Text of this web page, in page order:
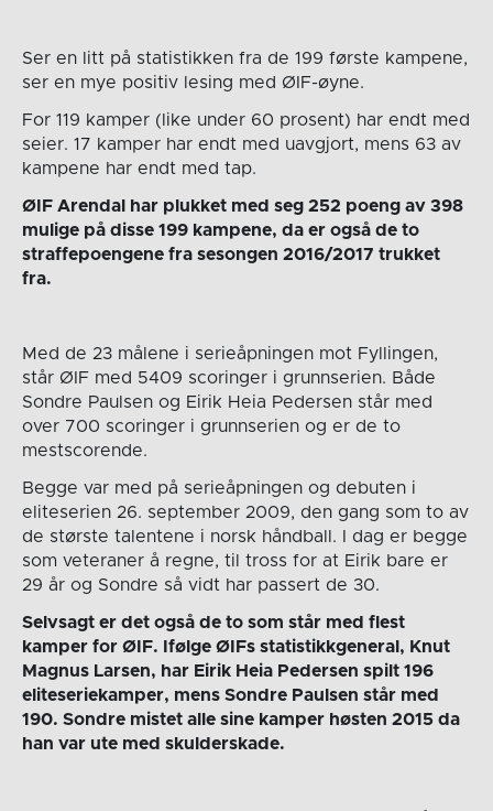
Ser en litt på statistikken fra de 199 første kampene,
ser en mye positiv lesing med ØIF-øyne.
For 119 kamper (like under 60 prosent) har endt med
seier. 17 kamper har endt med uavgjort, mens 63 av
kampene har endt med tap.
ØIF Arendal har plukket med seg 252 poeng av 398
mulige på disse 199 kampene, da er også de to
straffepoengene fra sesongen 2016/2017 trukket
fra.
Med de 23 målene i serieåpningen mot Fyllingen,
står ØIF med 5409 scoringer i grunnserien. Både
Sondre Paulsen og Eirik Heia Pedersen står med
over 700 scoringer i grunnserien og er de to
mestscorende.
Begge var med på serieåpningen og debuten i
eliteserien 26. september 2009, den gang som to av
de største talentene i norsk håndball. I dag er begge
som veteraner å regne, til tross for at Eirik bare er
29 år og Sondre så vidt har passert de 30.
Selvsagt er det også de to som står med flest
kamper for ØIF. Ifølge ØIFs statistikkgeneral, Knut
Magnus Larsen, har Eirik Heia Pedersen spilt 196
eliteseriekamper, mens Sondre Paulsen står med
190. Sondre mistet alle sine kamper høsten 2015 da
han var ute med skulderskade.